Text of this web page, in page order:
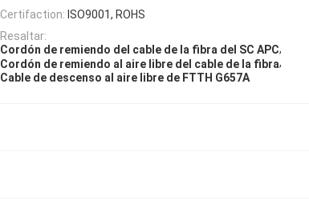
Certifaction: ISO9001, ROHS
Resaltar:
Cordón de remiendo del cable de la fibra del SC APC,
Cordón de remiendo al aire libre del cable de la fibra,
Cable de descenso al aire libre de FTTH G657A